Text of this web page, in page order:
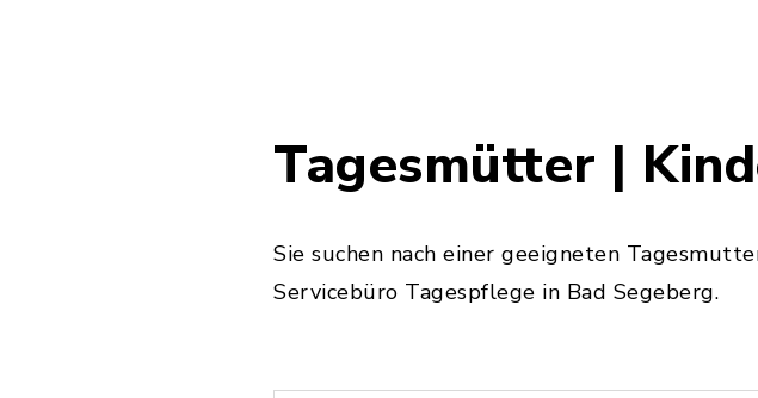
Tagesmütter |
Sie suchen nach einer geeigneten
Servicebüro Tagespflege in Bad Segeberg.